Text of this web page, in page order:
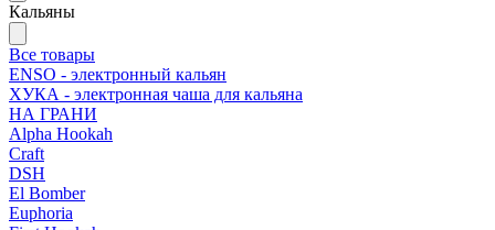
Кальяны
Все товары
ENSO - электронный кальян
ХУКА - электронная чаша для кальяна
НА ГРАНИ
Alpha Hookah
Craft
DSH
El Bomber
Euphoria